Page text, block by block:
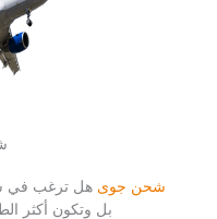
شحن جوى هل ترغب في
بل وتكون أكثر